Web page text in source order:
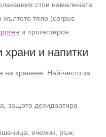
стои намалената
жълтото тяло (corpus
и прогестерон.
и напитки
на хранене. Най-често за
защото дехидратира
ечемик, ръж,